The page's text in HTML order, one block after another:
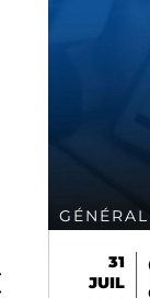
GÉNÉRAL
31
JUIL